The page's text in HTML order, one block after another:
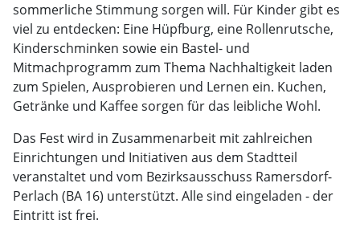
sommerliche Stimmung sorgen will. Für Kinder gibt es
viel zu entdecken: Eine Hüpfburg, eine Rollenrutsche,
Kinderschminken sowie ein Bastel- und
Mitmachprogramm zum Thema Nachhaltigkeit laden
zum Spielen, Ausprobieren und Lernen ein. Kuchen,
Getränke und Kaffee sorgen für das leibliche Wohl.
Das Fest wird in Zusammenarbeit mit zahlreichen
Einrichtungen und Initiativen aus dem Stadtteil
veranstaltet und vom Bezirksausschuss Ramersdorf-
Perlach (BA 16) unterstützt. Alle sind eingeladen - der
Eintritt ist frei.